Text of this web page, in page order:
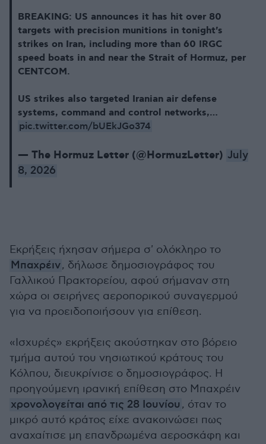
BREAKING: US announces it has hit over 80
targets with precision munitions in tonight's
strikes on Iran, including more than 60 IRGC
speed boats in and near the Strait of Hormuz, per
CENTCOM.
US strikes also targeted Iranian air defense
systems, command and control networks,…
pic.twitter.com/bUEkJGo374
— The Hormuz Letter (@HormuzLetter) July
8, 2026
Εκρήξεις ήχησαν σήμερα σ' ολόκληρο το
Μπαχρέιν, δήλωσε δημοσιογράφος του
Γαλλικού Πρακτορείου, αφού σήμαναν στη
χώρα οι σειρήνες αεροπορικού συναγερμού
για να προειδοποιήσουν για επίθεση.
«Ισχυρές» εκρήξεις ακούστηκαν στο βόρειο
τμήμα αυτού του νησιωτικού κράτους του
Κόλπου, διευκρίνισε ο δημοσιογράφος. Η
προηγούμενη ιρανική επίθεση στο Μπαχρέιν
χρονολογείται από τις 28 Ιουνίου , όταν το
μικρό αυτό κράτος είχε ανακοινώσει πως
αναχαίτισε μη επανδρωμένα αεροσκάφη και